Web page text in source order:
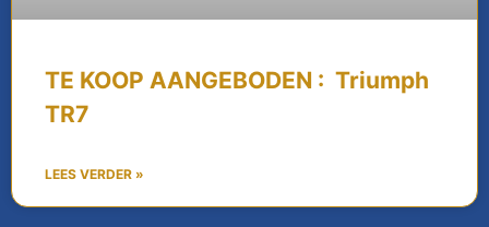
TE KOOP AANGEBODEN : Triumph
TR7
LEES VERDER »